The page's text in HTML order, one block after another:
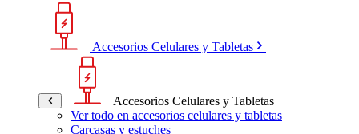
Accesorios Celulares y Tabletas
Accesorios Celulares y Tabletas
Ver todo en accesorios celulares y tabletas
Carcasas y estuches